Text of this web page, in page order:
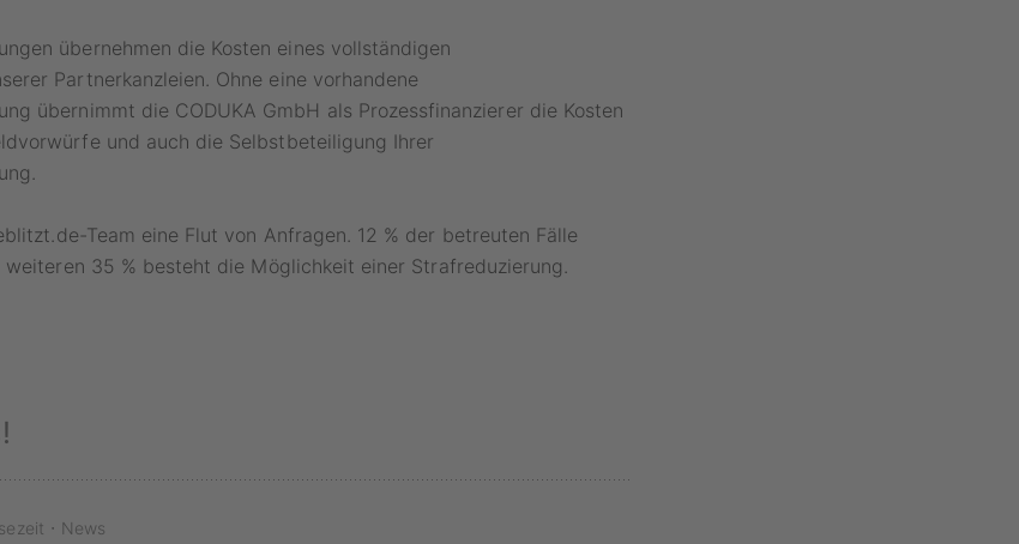
übernehmen die Kosten eines vollständigen
Partnerkanzleien. Ohne eine vorhandene
übernimmt die CODUKA GmbH als Prozessfinanzierer die Kosten
und auch die Selbstbeteiligung Ihrer
Team eine Flut von Anfragen. 12 % der betreuten Fälle
35 % besteht die Möglichkeit einer Strafreduzierung.
· News